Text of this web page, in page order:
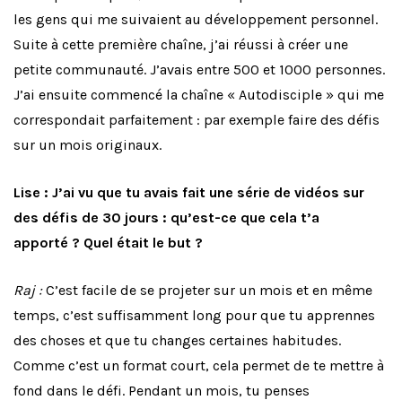
les gens qui me suivaient au développement personnel.
Suite à cette première chaîne, j’ai réussi à créer une
petite communauté. J’avais entre 500 et 1000 personnes.
J’ai ensuite commencé la chaîne « Autodisciple » qui me
correspondait parfaitement : par exemple faire des défis
sur un mois originaux.
Lise : J’ai vu que tu avais fait une série de vidéos sur
des défis de 30 jours : qu’est-ce que cela t’a
apporté ? Quel était le but ?
Raj :C’est facile de se projeter sur un mois et en même
temps, c’est suffisamment long pour que tu apprennes
des choses et que tu changes certaines habitudes.
Comme c’est un format court, cela permet de te mettre à
fond dans le défi. Pendant un mois, tu penses